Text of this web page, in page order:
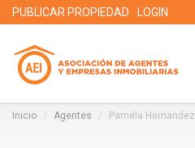
PUBLICAR PROPIEDAD LOGIN
Inicio Agentes Pamela Hernandez